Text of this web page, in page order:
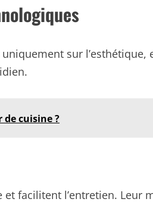
sur l’esthétique,
cuisine ?
facilitent l’entretien. Leur